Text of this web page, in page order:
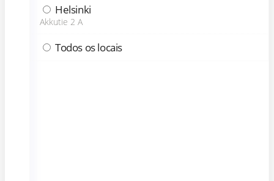
Helsinki
Akkutie 2 A
Todos os locais